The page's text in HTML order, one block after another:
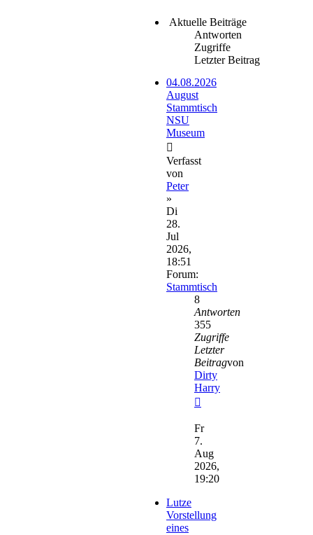
Aktuelle Beiträge
Antworten
Zugriffe
Letzter Beitrag
04.08.2026
August
Stammtisch
NSU
Museum
Verfasst
von
Peter
»
Di
28.
Jul
2026,
18:51
Forum:
Stammtisch
8
Antworten
355
Zugriffe
Letzter
Beitragvon
Dirty
Harry
Beitrag
Fr
7.
Aug
2026,
19:20
Lutze
Vorstellung
eines